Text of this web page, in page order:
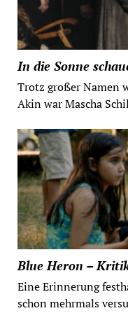
In die Sonne
Trotz großer Namen
Akin war Mascha
Blue Heron –
Eine Erinnerung
schon mehrmals